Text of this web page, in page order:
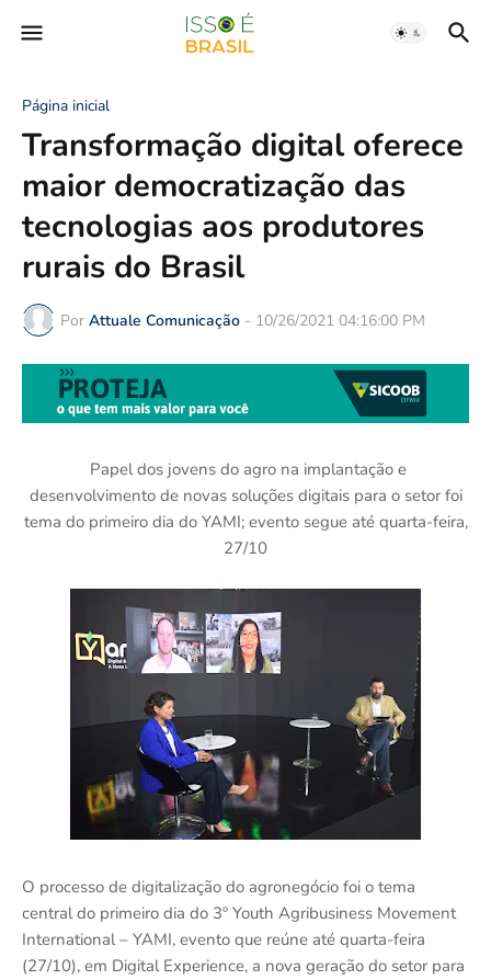
Página inicial
Transformação digital oferece
maior democratização das
tecnologias aos produtores
rurais do Brasil
Por Attuale Comunicação - 10/26/2021 04:16:00 PM
Papel dos jovens do agro na implantação e
desenvolvimento de novas soluções digitais para o setor foi
tema do primeiro dia do YAMI; evento segue até quarta-feira,
27/10
O processo de digitalização do agronegócio foi o tema
central do primeiro dia do 3º Youth Agribusiness Movement
International – YAMI, evento que reúne até quarta-feira
(27/10), em Digital Experience, a nova geração do setor para